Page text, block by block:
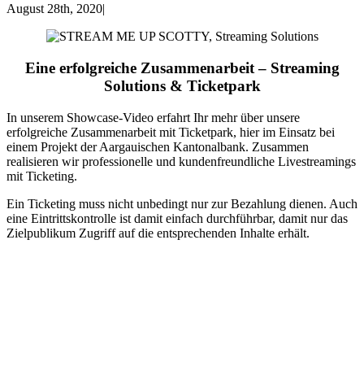
August 28th, 2020|
Eine erfolgreiche Zusammenarbeit – Streaming
Solutions & Ticketpark
In unserem Showcase-Video erfahrt Ihr mehr über unsere
erfolgreiche Zusammenarbeit mit Ticketpark, hier im Einsatz bei
einem Projekt der Aargauischen Kantonalbank. Zusammen
realisieren wir professionelle und kundenfreundliche Livestreamings
mit Ticketing.
Ein Ticketing muss nicht unbedingt nur zur Bezahlung dienen. Auch
eine Eintrittskontrolle ist damit einfach durchführbar, damit nur das
Zielpublikum Zugriff auf die entsprechenden Inhalte erhält.